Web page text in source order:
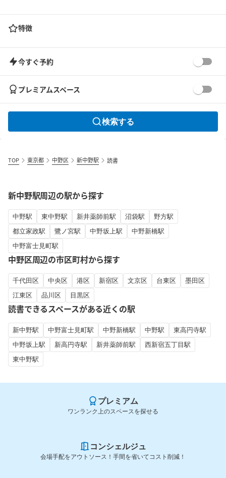
特徴
今すぐ予約
プレミアムスペース
検索する
TOP 東京都 中野区 新中野駅 読書
新中野駅周辺の駅から探す
中野駅 東中野駅 新井薬師前駅 沼袋駅
野方駅
都立家政駅
鷺ノ宮駅 中野坂上駅
中野新橋駅
中野富士見町駅
中野区周辺の市区町村から探す
千代田区 中央区 港区 新宿区 文京区 台東区
墨田区
江東区
品川区 目黒区
読書できるスペースがある近くの駅
新中野駅 中野富士見町駅 中野新橋駅 中野駅
東高円寺駅
中野坂上駅
新高円寺駅 新井薬師前駅
西新宿五丁目駅
東中野駅
プレミアム
ワンランク上のスペースを探せる
コンシェルジュ
会場手配をアウトソース！手間を省いてコスト削減！